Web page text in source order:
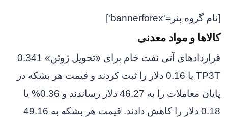
[نام گروه بنر='bannerforex']
کالاها و مواد معدنی
قراردادهای آتی نفت خام برای «تحویل ژوئن» 0.341
TP3T یا 0.16 دلار را ثبت کردند و قیمت هر بشکه در
پایان معاملات را به 46.27 دلار رساندند و 0.36% یا
0.18 دلار را کاهش دادند. قیمت هر بشکه به 49.16